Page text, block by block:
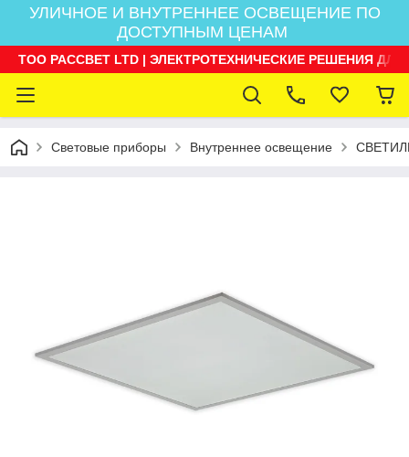
УЛИЧНОЕ И ВНУТРЕННЕЕ ОСВЕЩЕНИЕ ПО
ДОСТУПНЫМ ЦЕНАМ
ТОО РАССВЕТ LTD | ЭЛЕКТРОТЕХНИЧЕСКИЕ РЕШЕНИЯ
Световые приборы Внутреннее освещение